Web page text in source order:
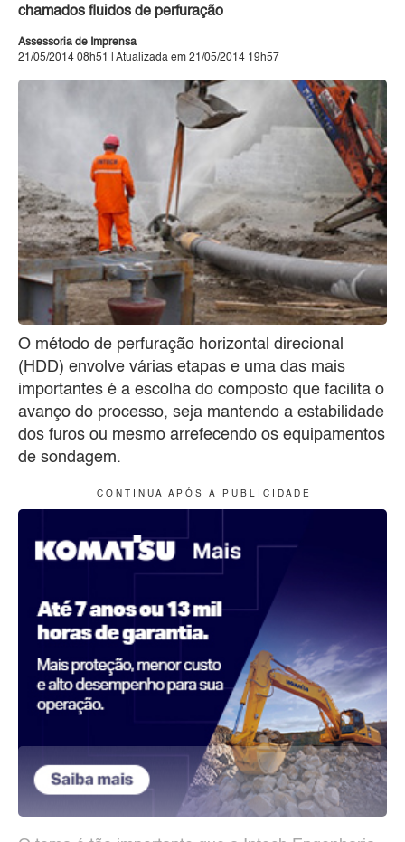
chamados fluidos de perfuração
Assessoria de Imprensa
21/05/2014 08h51 | Atualizada em 21/05/2014 19h57
O método de perfuração horizontal direcional
(HDD) envolve várias etapas e uma das mais
importantes é a escolha do composto que facilita o
avanço do processo, seja mantendo a estabilidade
dos furos ou mesmo arrefecendo os equipamentos
de sondagem.
C O N T I N U A A P Ó S A P U B L I C I D A D E